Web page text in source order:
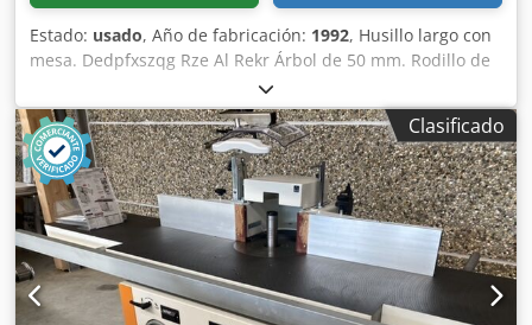
Estado: usado, Año de fabricación: 1992, Husillo largo con
mesa. Dedpfxszqg Rze Al Rekr Árbol de 50 mm. Rodillo de
entrenamiento, 3 unidades. Pieza de sujeción del actuador
de transmisión que necesita reparación. Se vende en las
condiciones en que se encuentra.
Clasificado